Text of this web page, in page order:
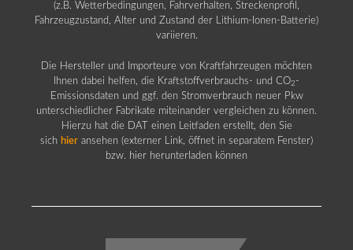
(z.B. Wetterbedingungen, Fahrverhalten, Streckenprofil,
Fahrzeugzustand, Alter und Zustand der Lithium-Ionen-Batterie)
variieren.
Die Hersteller und Importeure von Kraftfahrzeugen möchten
Ihnen dabei helfen, die Kraftstoffverbrauchs- und CO2 -
Emissionsdaten und ggf. den Stromverbrauch neuer Pkw
unterschiedlicher Fabrikate miteinander vergleichen zu können.
Hierzu hat die DAT einen Leitfaden erstellt, den Sie
sich hier ansehen (externer Link, öffnet in separatem Fenster)
bzw. hier herunterladen können